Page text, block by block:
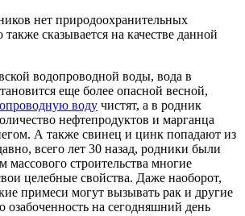
нет природоохранительных
сказывается на качестве данной
водопроводной воды, вода в
еще более опасной весной,
воду чистят, а в родник
нефтепродуктов и марганца
А также свинец и цинк попадают из
всего лет 30 назад, родники были
массового строительства многие
целебные свойства. Даже наоборот,
примеси могут вызывать рак и другие
на сегодняшний день